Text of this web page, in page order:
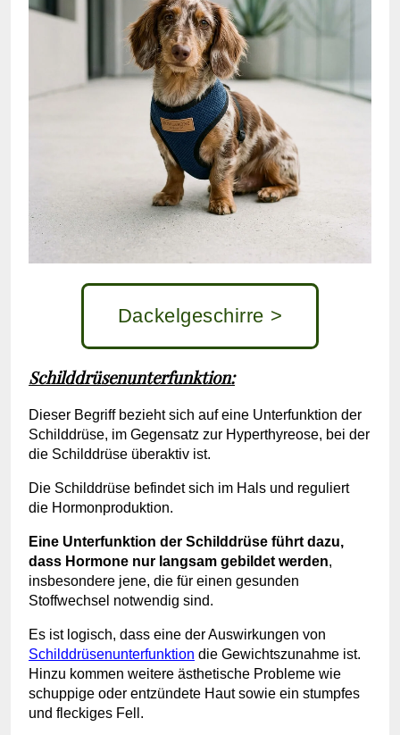
Dackelgeschirre >
Schilddrüsenunterfunktion:
Dieser Begriff bezieht sich auf eine Unterfunktion der
Schilddrüse, im Gegensatz zur Hyperthyreose, bei der
die Schilddrüse überaktiv ist.
Die Schilddrüse befindet sich im Hals und reguliert
die Hormonproduktion.
Eine Unterfunktion der Schilddrüse führt dazu,
dass Hormone nur langsam gebildet werden,
insbesondere jene, die für einen gesunden
Stoffwechsel notwendig sind.
Es ist logisch, dass eine der Auswirkungen von
Schilddrüsenunterfunktion die Gewichtszunahme ist.
Hinzu kommen weitere ästhetische Probleme wie
schuppige oder entzündete Haut sowie ein stumpfes
und fleckiges Fell.